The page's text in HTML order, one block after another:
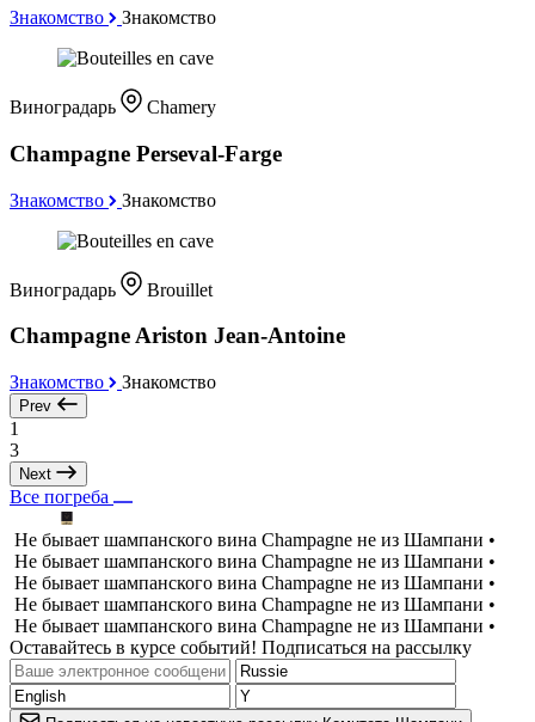
Знакомство Знакомство
Виноградарь Chamery
Champagne Perseval-Farge
Знакомство Знакомство
Виноградарь Brouillet
Champagne Ariston Jean-Antoine
Знакомство Знакомство
Prev
1
3
Next
Все погреба
Не бывает шампанского вина Champagne не из Шампани •
Не бывает шампанского вина Champagne не из Шампани •
Не бывает шампанского вина Champagne не из Шампани •
Не бывает шампанского вина Champagne не из Шампани •
Не бывает шампанского вина Champagne не из Шампани •
Оставайтесь в курсе событий! Подписаться на рассылку